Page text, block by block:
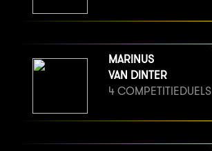
MARINUS
VAN DINTER
4 COMPETITIEDUELS